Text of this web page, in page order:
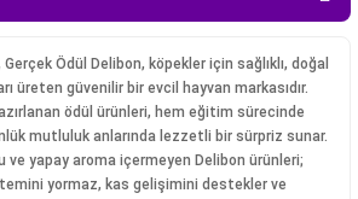
Ödül Delibon, köpekler için sağlıklı, doğal
üreten güvenilir bir evcil hayvan markasıdır.
ödül ürünleri, hem eğitim sürecinde
mutluluk anlarında lezzetli bir sürpriz sunar.
ve yapay aroma içermeyen Delibon ürünleri;
yormaz, kas gelişimini destekler ve